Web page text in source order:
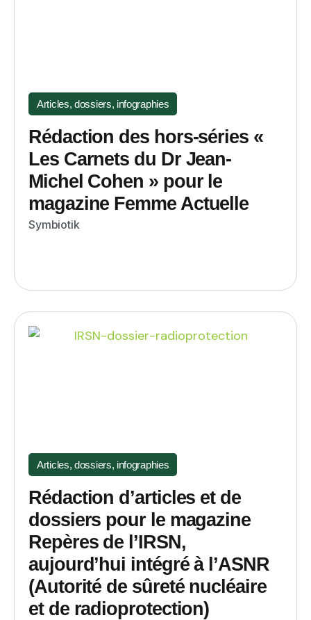
Articles, dossiers, infographies
Rédaction des hors-séries «
Les Carnets du Dr Jean-
Michel Cohen » pour le
magazine Femme Actuelle
Symbiotik
Articles, dossiers, infographies
Rédaction d’articles et de
dossiers pour le magazine
Repères de l’IRSN,
aujourd’hui intégré à l’ASNR
(Autorité de sûreté nucléaire
et de radioprotection)